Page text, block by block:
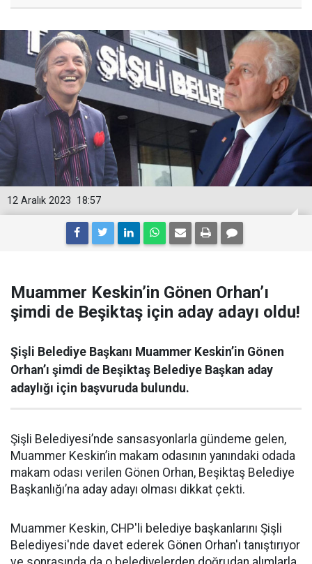
18:57
12 Aralık 2023
Muammer Keskin’in Gönen Orhan’ı
şimdi de Beşiktaş için aday adayı oldu!
Şişli Belediye Başkanı Muammer Keskin’in Gönen
Orhan’ı şimdi de Beşiktaş Belediye Başkan aday
adaylığı için başvuruda bulundu.
Şişli Belediyesi’nde sansasyonlarla gündeme gelen,
Muammer Keskin’in makam odasının yanındaki odada
makam odası verilen Gönen Orhan, Beşiktaş Belediye
Başkanlığı’na aday adayı olması dikkat çekti.
Muammer Keskin, CHP'li belediye başkanlarını Şişli
Belediyesi'nde davet ederek Gönen Orhan'ı tanıştırıyor